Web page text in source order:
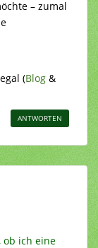
– zumal
(Blog &
ANTWORTEN
ob ich eine